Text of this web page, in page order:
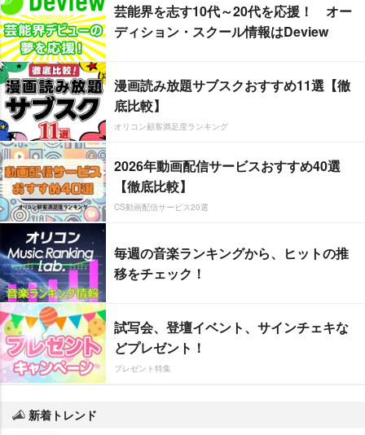
芸能界を志す10代～20代を応援！ オー
ディション・スクール情報はDeview
漫画読み放題サブスクおすすめ11選【徹
底比較】
オリコン顧客満足度ランキング
2026年動画配信サービスおすすめ40選
【徹底比較】
CS動画配信サービス20選
毎週の音楽ランキングから、ヒットの推
移をチェック！
試写会、登壇イベント、サインチェキな
どプレゼント！
プレゼント特集
新着トレンド